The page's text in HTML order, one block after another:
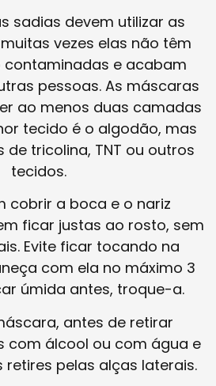
sadias devem utilizar as
vezes elas não têm
contaminadas e acabam
pessoas. As máscaras
ao menos duas camadas
tecido é o algodão, mas
tricolina, TNT ou outros
tecidos.
cobrir a boca e o nariz
ficar justas ao rosto, sem
Evite ficar tocando na
com ela no máximo 3
úmida antes, troque-a.
antes de retirar
com álcool ou com água e
retires pelas alças laterais.